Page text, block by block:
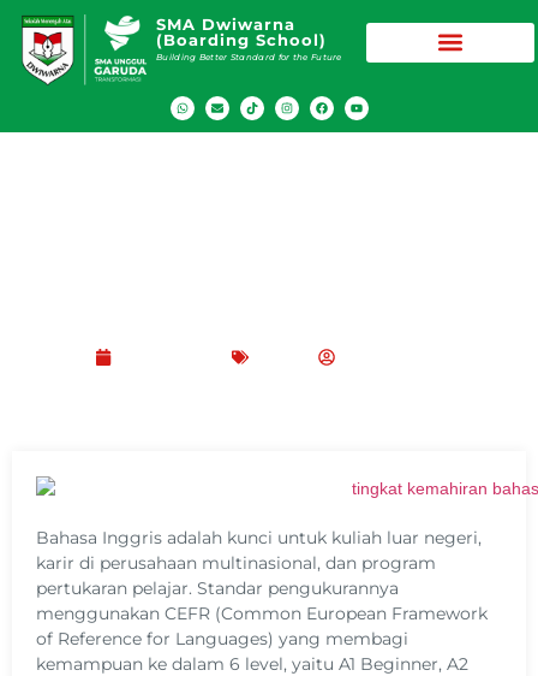
SMA Dwiwarna
(Boarding School)
Building Better Standard for the Future
Bahasa Inggris adalah kunci untuk kuliah luar negeri,
karir di perusahaan multinasional, dan program
pertukaran pelajar. Standar pengukurannya
menggunakan CEFR (Common European Framework
of Reference for Languages) yang membagi
kemampuan ke dalam 6 level, yaitu A1 Beginner, A2